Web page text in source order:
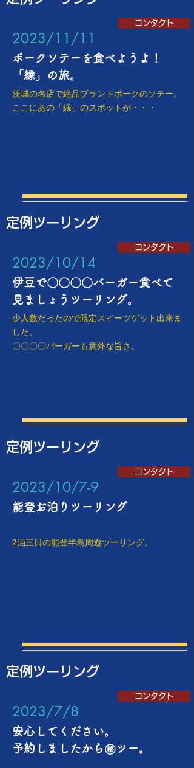
​2023/11/11
コンタクト
ポークソテーを食べようよ！
​「縁」の旅。
茨城の名店で絶品ブランドポークのソテー。
ここにあの「縁」のスポットが・・・
定例ツーリング
​2023/10/14
コンタクト
伊豆で〇〇〇〇バーガー食べて
見ましょうツーリング。
少人数だったので限定スイーツゲット出来ま
した。
〇〇〇〇バーガーも意外な旨さ。
定例ツーリング
​2023/10/7-9
コンタクト
能登お泊りツーリング
2泊三日の能登半島周遊ツーリング。
定例ツーリング
​2023/7/8
コンタクト
安心してください。
予約しましたから㊙ツー。